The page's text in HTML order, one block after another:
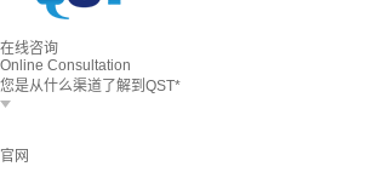
在线咨询
Online Consultation
您是从什么渠道了解到QST*
官网